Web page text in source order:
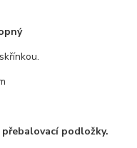
podložky.